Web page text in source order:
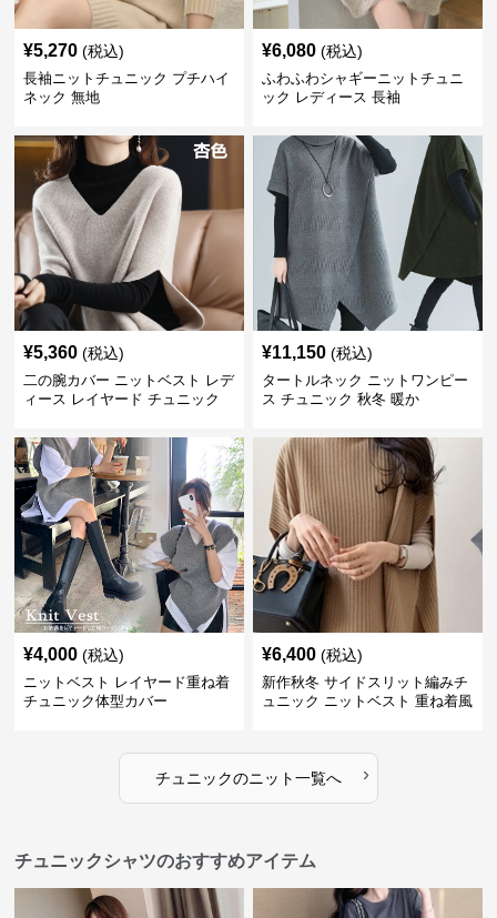
¥5,270 (税込)
長袖ニットチュニック プチハイ
ネック 無地
¥6,080 (税込)
ふわふわシャギーニットチュニ
ック レディース 長袖
¥5,360 (税込)
二の腕カバー ニットベスト レデ
ィース レイヤード チュニック
¥11,150 (税込)
タートルネック ニットワンピー
ス チュニック 秋冬 暖か
¥4,000 (税込)
ニットベスト レイヤード重ね着
チュニック体型カバー
¥6,400 (税込)
新作秋冬 サイドスリット編みチ
ュニック ニットベスト 重ね着風
チュニックのニット一覧へ ›
チュニックシャツのおすすめアイテム